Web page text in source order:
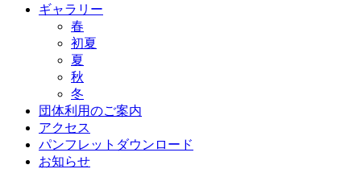
ギャラリー
春
初夏
夏
秋
冬
団体利用のご案内
アクセス
パンフレットダウンロード
お知らせ